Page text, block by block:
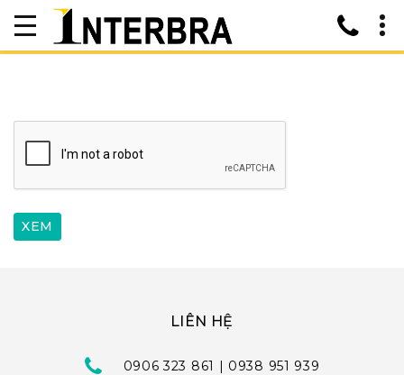
LIÊN HỆ
0906 323 861 | 0938 951 939